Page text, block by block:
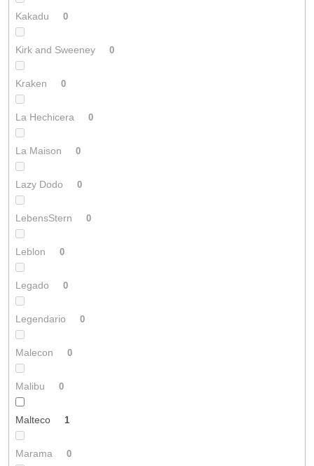
Kakadu 0
Kirk and Sweeney 0
Kraken 0
La Hechicera 0
La Maison 0
Lazy Dodo 0
LebensStern 0
Leblon 0
Legado 0
Legendario 0
Malecon 0
Malibu 0
Malteco 1
Marama 0